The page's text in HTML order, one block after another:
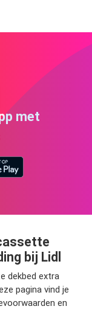
met
bij Lidl
dekbed extra
pagina vind je
en